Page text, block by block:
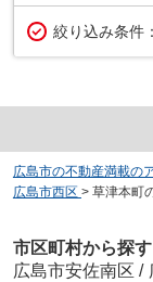
絞り込み条件：
広島市の不動産満載の
広島市西区 > 草津本町
市区町村から探す
広島市安佐南区 /